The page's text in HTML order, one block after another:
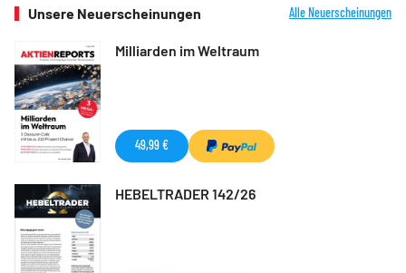
Unsere Neuerscheinungen Alle Neuerscheinungen
Milliarden im Weltraum
49,99 €
HEBELTRADER 142/26